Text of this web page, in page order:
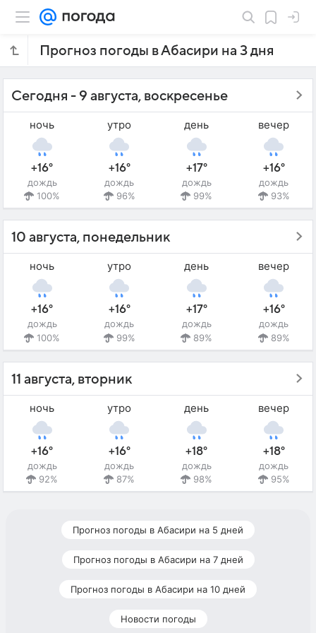
Прогноз погоды в Абасири на 3 дня
Сегодня - 9 августа, воскресенье
ночь
+16°
дождь
100%
утро
+16°
дождь
96%
день
+17°
дождь
99%
вечер
+16°
дождь
93%
10 августа, понедельник
ночь
+16°
дождь
100%
утро
+16°
дождь
99%
день
+17°
дождь
89%
вечер
+16°
дождь
89%
11 августа, вторник
ночь
+16°
дождь
92%
утро
+16°
дождь
87%
день
+18°
дождь
98%
вечер
+18°
дождь
95%
Прогноз погоды в Абасири на 5 дней
Прогноз погоды в Абасири на 7 дней
Прогноз погоды в Абасири на 10 дней
Новости погоды